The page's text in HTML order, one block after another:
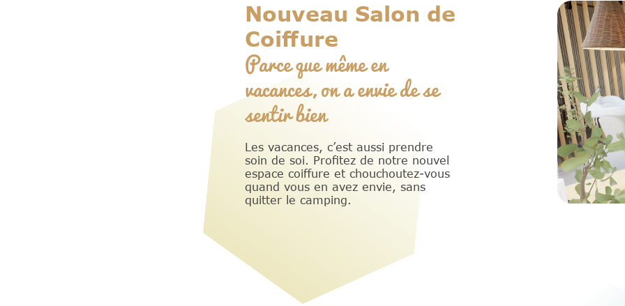
Nouveau Salon de
Coiffure
Parce que même en
vacances, on a envie de se
sentir bien
Les vacances, c’est aussi prendre
soin de soi. Profitez de notre nouvel
espace coiffure et chouchoutez-vous
quand vous en avez envie, sans
quitter le camping.